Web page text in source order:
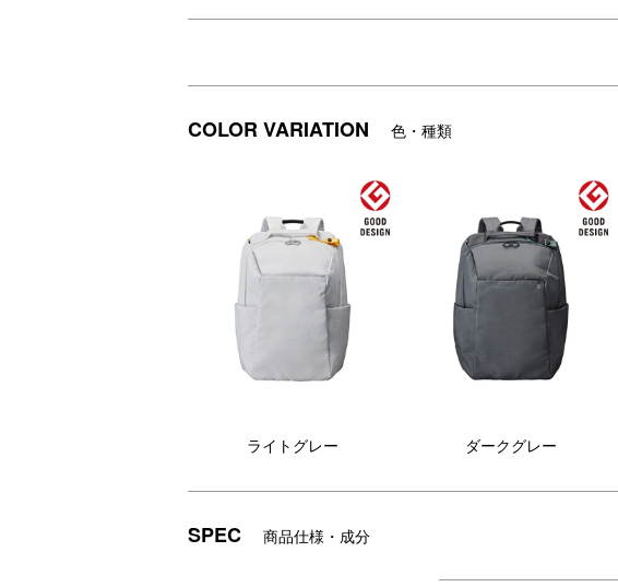
COLOR VARIATION 色・種類
ライトグレー ダークグレー
SPEC 商品仕様・成分